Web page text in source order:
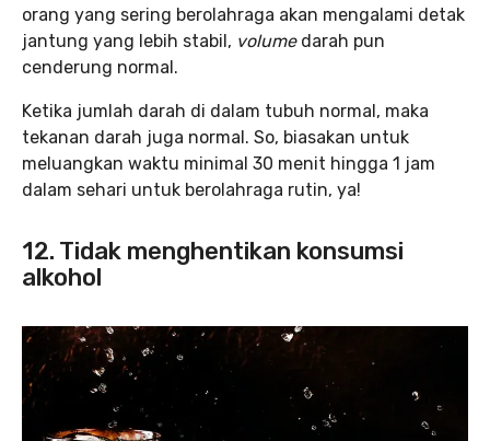
orang yang sering berolahraga akan mengalami detak
jantung yang lebih stabil, volume darah pun
cenderung normal.
Ketika jumlah darah di dalam tubuh normal, maka
tekanan darah juga normal. So, biasakan untuk
meluangkan waktu minimal 30 menit hingga 1 jam
dalam sehari untuk berolahraga rutin, ya!
12. Tidak menghentikan konsumsi
alkohol